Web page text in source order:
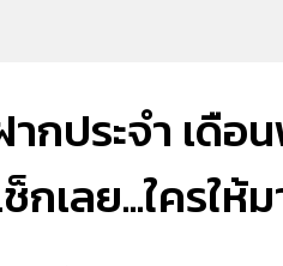
ากประจำ เดื
กเลย...ใครให้